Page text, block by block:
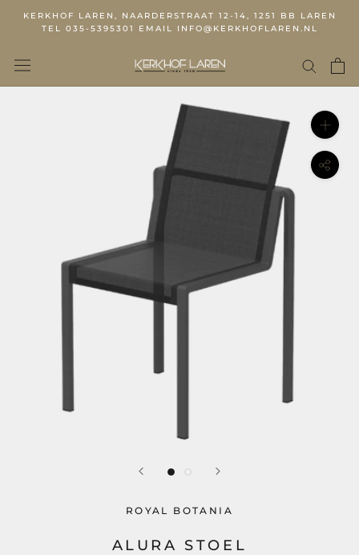
KERKHOF LAREN, NAARDERSTRAAT 12-14, 1251 BB LAREN
TEL 035-5395301 EMAIL INFO@KERKHOFLAREN.NL
ROYAL BOTANIA
ALURA STOEL